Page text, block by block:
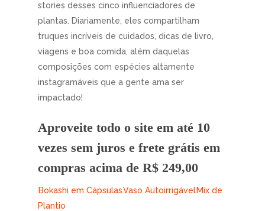
stories desses cinco influenciadores de
plantas. Diariamente, eles compartilham
truques incríveis de cuidados, dicas de livro,
viagens e boa comida, além daquelas
composições com espécies altamente
instagramáveis que a gente ama ser
impactado!
Aproveite todo o site em até 10
vezes sem juros e frete grátis em
compras acima de R$ 249,00
Bokashi em CápsulasVaso AutoirrigávelMix de
Plantio